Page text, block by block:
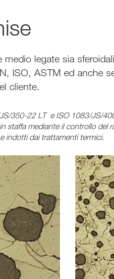
legate sia
ISO, ASTM ed anche
cliente.
350-22 LT e ISO 1083/JS/
staffa mediante il controllo del
indotti dai trattamenti termici.